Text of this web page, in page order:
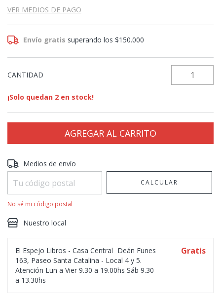
VER MEDIOS DE PAGO
Envío gratis superando los$150.000
CANTIDAD
¡Solo quedan 2 en stock!
Entregas para el CP:
Medios de envío
CALCULAR
No sé mi código postal
Nuestro local
El Espejo Libros - Casa Central Deán Funes
163, Paseo Santa Catalina - Local 4 y 5.
Atención Lun a Vier 9.30 a 19.00hs Sáb 9.30
a 13.30hs
Gratis